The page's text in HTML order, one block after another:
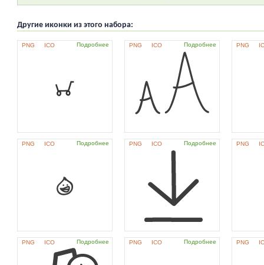
Другие иконки из этого набора:
PNG ICO Подробнее PNG ICO Подробнее PNG
PNG ICO Подробнее PNG ICO Подробнее PNG
PNG ICO Подробнее PNG ICO Подробнее PNG